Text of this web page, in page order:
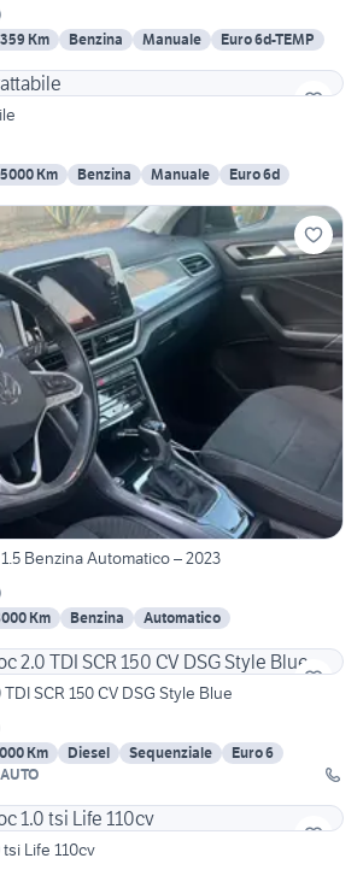
Km Benzina Manuale
Euro 6d-TEMP
Km Benzina Manuale Euro 6d
Benzina Automatico – 2023
Km Benzina
Automatico
SCR 150 CV DSG Style Blue
Km Diesel Sequenziale
Euro 6
Life 110cv